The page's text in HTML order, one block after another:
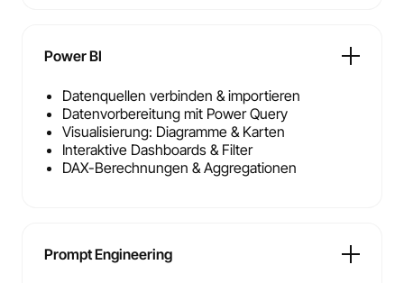
Power BI
Datenquellen verbinden & importieren
Datenvorbereitung mit Power Query
Visualisierung: Diagramme & Karten
Interaktive Dashboards & Filter
DAX-Berechnungen & Aggregationen
Prompt Engineering